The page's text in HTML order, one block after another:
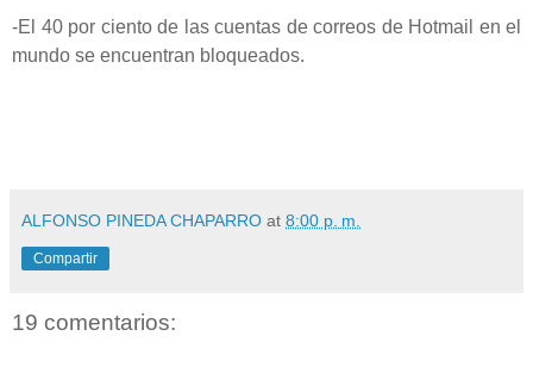
-El 40 por ciento de las cuentas de correos de Hotmail en el
mundo se encuentran bloqueados.
ALFONSO PINEDA CHAPARRO at 8:00 p. m.
Compartir
19 comentarios: